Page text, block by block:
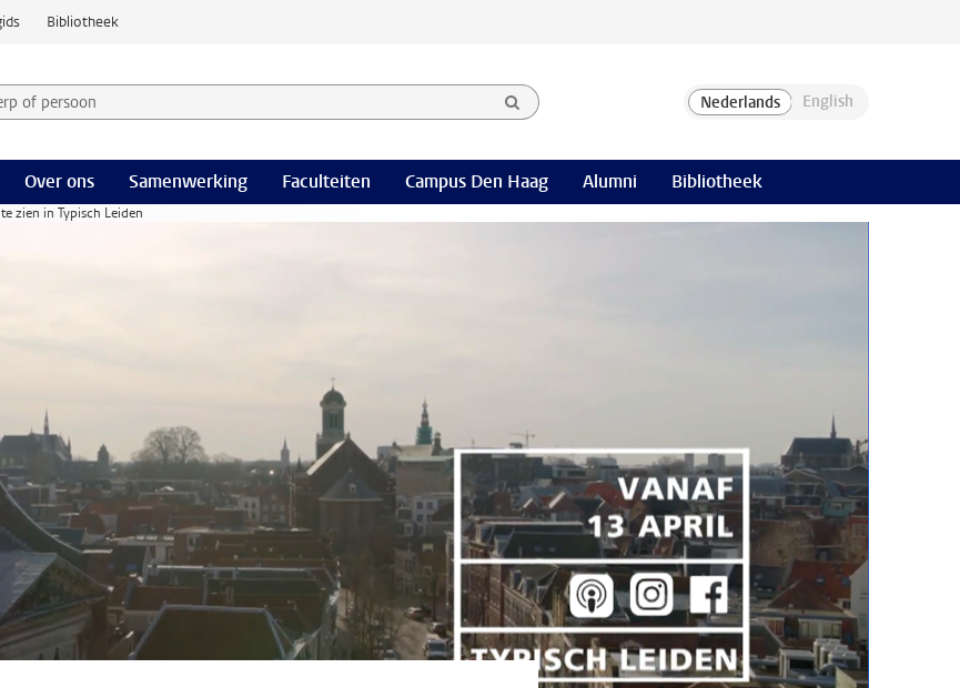
Bibliotheek
of persoon en selecteer categorie
Over ons Samenwerking Faculteiten Campus Den Haag Alumni Bibliotheek
zien in Typisch Leiden